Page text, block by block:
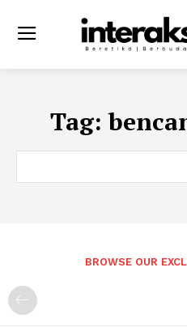
Tag:
BROWSE OUR